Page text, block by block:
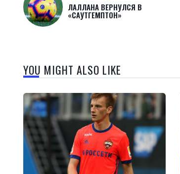
ЛАЛЛАНА ВЕРНУЛСЯ В
«САУТГЕМПТОН»
YOU MIGHT ALSO LIKE